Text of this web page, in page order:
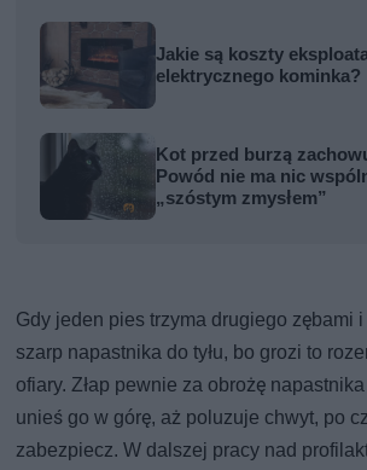
Jakie są koszty
elektrycznego kominka?
Kot przed burzą
Powód nie ma nic
„szóstym zmysłem”
Gdy jeden pies trzyma drugiego zębami
szarp napastnika do tyłu, bo grozi to
ofiary. Złap pewnie za obrożę
unieś go w górę, aż poluzuje chwyt, po
zabezpiecz. W dalszej pracy nad